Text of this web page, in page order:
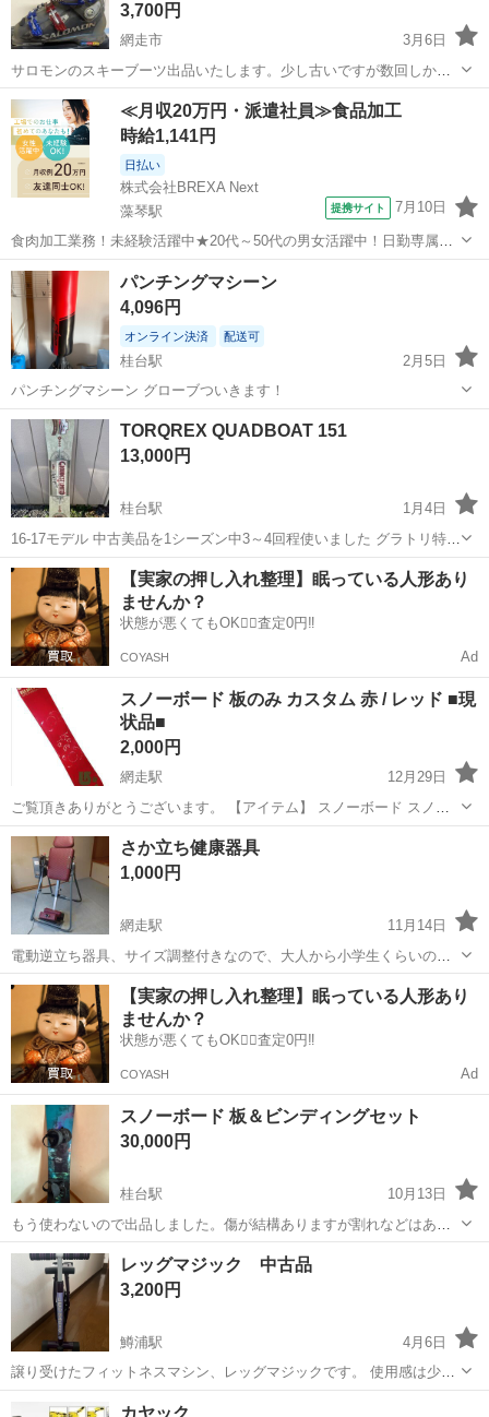
3,700円
網走市
3月6日
サロモンのスキーブーツ出品いたします。少し古いですが数回しか使
用せずに保管していましたので多少のキズはありますが美品かとおも
います、個人差もあるかと思いますが履き心地良かったです。 引取
限定でよろしくお願い致します。 ...
北海道 網走市 スキー サロモン
≪月収20万円・派遣社員≫食品加工
時給1,141円
日払い
株式会社BREXA Next
藻琴駅
提携サイト 7月10日
食肉加工業務！未経験活躍中★20代～50代の男女活躍中！日勤専属＆
土日休み◎日払い制度の利用OK！マイカー通勤可！無料駐車場完備
★《北海道網走市》 人気の工場のお仕事 ◇食肉の加工作業◇ ○豚肉の
整形、除骨作業に従事 ・...
北海道 網走市
パンチングマシーン
4,096円
オンライン決済 配送可
桂台駅
2月5日
パンチングマシーン グローブついきます！
北海道 網走市
TORQREX QUADBOAT 151
13,000円
桂台駅
1月4日
16-17モデル 中古美品を1シーズン中3～4回程使いました グラトリ特化
ボードです 自分はカービングメインなのでそんな荒い使い方はしてお
りません センターロッカーでキャンバーが4つあるクアッドキャンバ
ーボードで珍しいと思い...
北海道 網走市 桂台駅 スノーボード グラトリ
【実家の押し入れ整理】眠っている人形あり
ませんか？
状態が悪くてもOK🙆‍♀️査定0円‼️
COYASH Ad
スノーボード 板のみ カスタム 赤 / レッド ■現
状品■
2,000円
網走駅
12月29日
ご覧頂きありがとうございます。 【アイテム】 スノーボード スノボ
板のみ 【ボードサイズ】 約140cm ※素人スケール採寸となります。
【カラー】 赤 / レッド 【詳細】 ・タイプフリースタイル ・形状キ
ャンバ...
北海道 網走市 網走駅 スノーボード
さか立ち健康器具
1,000円
網走駅
11月14日
電動逆立ち器具、サイズ調整付きなので、大人から小学生くらいの子
供まで使えます。 手元のコントローラーで角度を変えられ、ひとりで
も使用する事が出来ます。 安全機能付きなので、さか立ち状態から手
動でもレバーを下げると電気を使わず...
北海道 網走市 網走駅 フィットネス、トレーニング
逆立ち
【実家の押し入れ整理】眠っている人形あり
ませんか？
状態が悪くてもOK🙆‍♀️査定0円‼️
COYASH Ad
スノーボード 板＆ビンディングセット
30,000円
桂台駅
10月13日
もう使わないので出品しました。傷が結構ありますが割れなどはあり
ません、まだまだご使用できます。写真にもありますがサイズが
156cmとなっております。 板のメーカー[Kissmark] ビンディングのメ
ーカー[union14-...
北海道 網走市 桂台駅 スノーボード
レッグマジック 中古品
3,200円
鱒浦駅
4月6日
譲り受けたフィットネスマシン、レッグマジックです。 使用感は少な
く美品だと思います。 受け渡しは網走ヤマダ電機の駐車場〜その近隣
鱒浦駅
カヤック